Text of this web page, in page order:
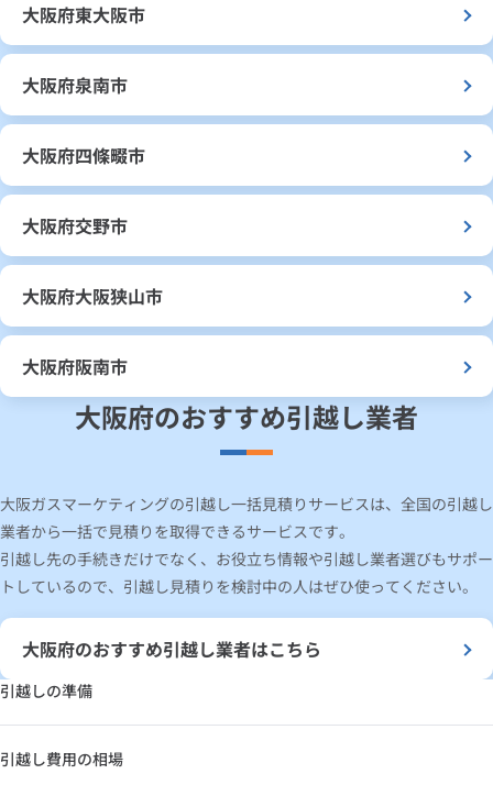
大阪府東大阪市
大阪府泉南市
大阪府四條畷市
大阪府交野市
大阪府大阪狭山市
大阪府阪南市
大阪府のおすすめ引越し業者
大阪ガスマーケティングの引越し一括見積りサービスは、全国の引越し
業者から一括で見積りを取得できるサービスです。
引越し先の手続きだけでなく、お役立ち情報や引越し業者選びもサポー
トしているので、引越し見積りを検討中の人はぜひ使ってください。
大阪府のおすすめ引越し業者はこちら
引越しの準備
引越し費用の相場